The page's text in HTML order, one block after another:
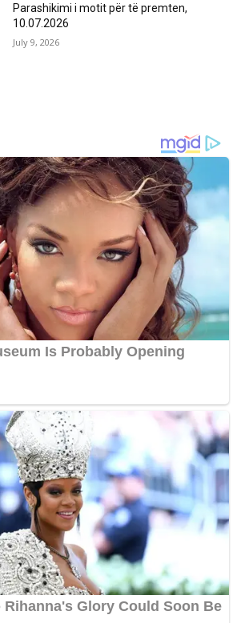
Parashikimi i motit për të premten,
10.07.2026
July 9, 2026